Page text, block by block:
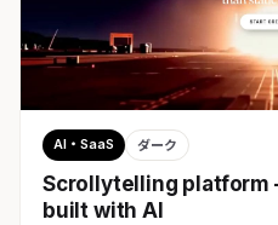
AI・SaaS ダーク
Scrollytelling
built with AI